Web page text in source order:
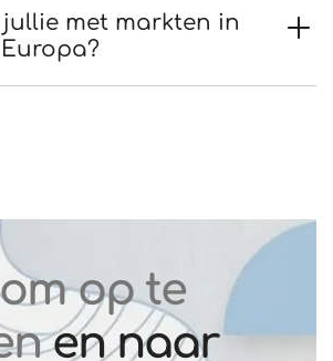
jullie met markten in
op te
en naar